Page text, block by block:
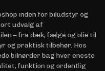
inden for biludstyr og
udvalg af
– fra dæk, fælge og olie til
og praktisk tilbehør. Hos
bilnørder bag hver eneste
funktion og ordentlig